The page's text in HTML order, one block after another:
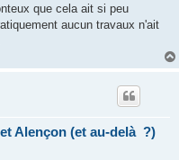
que cela ait si peu
aucun travaux n'ait
Alençon (et au-delà ?)